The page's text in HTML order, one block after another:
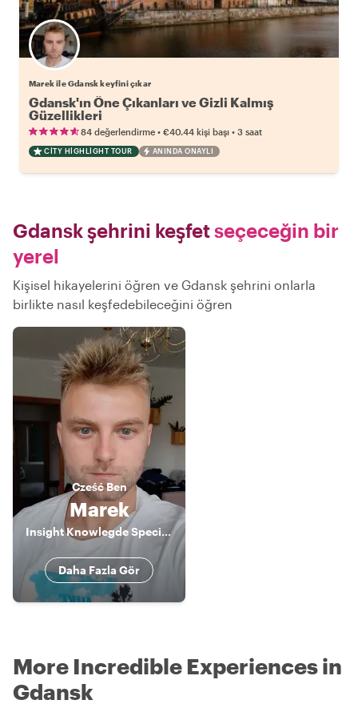
Marek ile Gdansk keyfini çıkar
Gdansk'ın Öne Çıkanları ve Gizli Kalmış
Güzellikleri
84 değerlendirme • €40.44 kişi başı • 3 saat
CITY HIGHLIGHT TOUR ANINDA ONAYLI
Gdansk şehrini keşfetseçeceğin bir
yerel
Kişisel hikayelerini öğren ve Gdansk şehrini onlarla
birlikte nasıl keşfedebileceğini öğren
CześćBen
Marek
Insight Knowlegde Specialist
Daha Fazla Gör
More Incredible Experiences in
Gdansk